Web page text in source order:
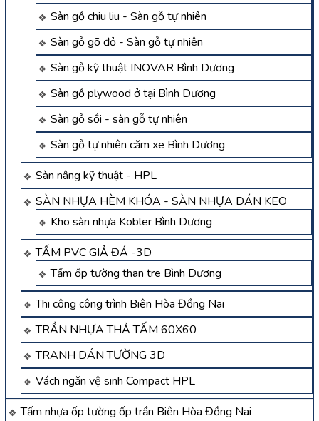
Sàn gỗ chiu liu - Sàn gỗ tự nhiên
Sàn gỗ gõ đỏ - Sàn gỗ tự nhiên
Sàn gỗ kỹ thuật INOVAR Bình Dương
Sàn gỗ plywood ở tại Bình Dương
Sàn gỗ sồi - sàn gỗ tự nhiên
Sàn gỗ tự nhiên căm xe Bình Dương
Sàn nâng kỹ thuật - HPL
SÀN NHỰA HÈM KHÓA - SÀN NHỰA DÁN KEO
Kho sàn nhựa Kobler Bình Dương
TẤM PVC GIẢ ĐÁ -3D
Tấm ốp tường than tre Bình Dương
Thi công công trình Biên Hòa Đồng Nai
TRẦN NHỰA THẢ TẤM 60X60
TRANH DÁN TƯỜNG 3D
Vách ngăn vệ sinh Compact HPL
Tấm nhựa ốp tường ốp trần Biên Hòa Đồng Nai